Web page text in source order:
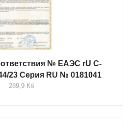
№ ЕАЭС rU C-
23 Серия RU № 0181041
289,9 Кб